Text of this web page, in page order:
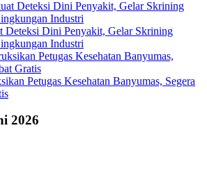
Deteksi Dini Penyakit, Gelar Skrining
Industri
Petugas Kesehatan Banyumas, Segera
2026